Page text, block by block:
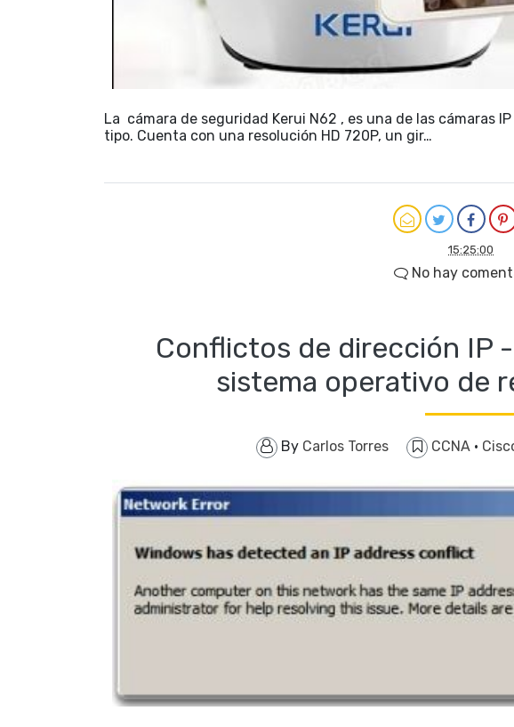
La cámara de seguridad Kerui N62 , es una de las cámaras
tipo. Cuenta con una resolución HD 720P, un gir…
15:25:00
No hay
Conflictos de dirección IP
sistema operativo de
By Carlos Torres CCNA ·